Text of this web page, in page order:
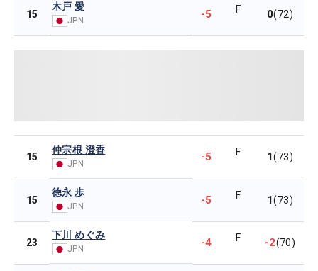
15
木戸 愛
JPN -5 F 0(72)
15
仲宗根 澄香
JPN
-5 F 1(73)
15
徳永 歩
JPN -5 F 1(73)
23
下川 めぐみ
JPN -4 F -2(70)